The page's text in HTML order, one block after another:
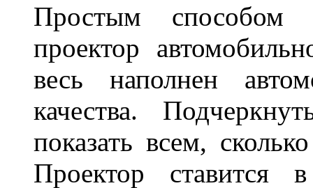
Простым способом
проектор
весь наполнен
качества.
показать всем,
Проектор ставится